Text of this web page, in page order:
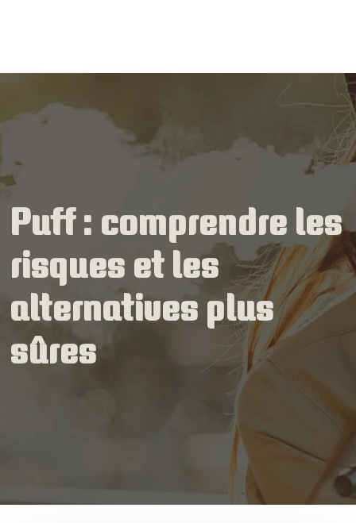
Puff : comprendre les
risques et les
alternatives plus
sûres